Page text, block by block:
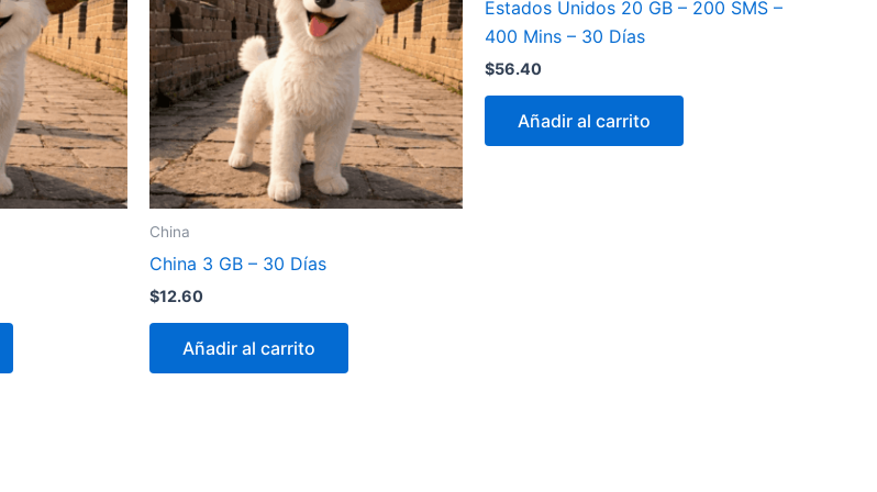
China
China 3 GB – 30 Días
$12.60
Añadir al carrito
Estados Unidos 20 GB – 200 SMS –
400 Mins – 30 Días
$56.40
Añadir al carrito